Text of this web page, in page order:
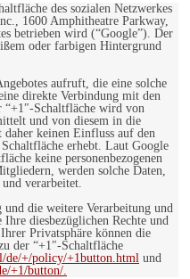
des sozialen Netzwerkes
1600 Amphitheatre Parkway,
betrieben wird (“Google”). Der
oder farbigen Hintergrund
aufruft, die eine solche
direkte Verbindung mit den
Schaltfläche wird von
und von diesem in die
daher keinen Einfluss auf den
erhebt. Laut Google
keine personenbezogenen
werden solche Daten,
verarbeitet.
die weitere Verarbeitung und
diesbezüglichen Rechte und
Privatsphäre können die
der “+1″-Schaltfläche
de/+/policy/+1button.html und
+1/button/.